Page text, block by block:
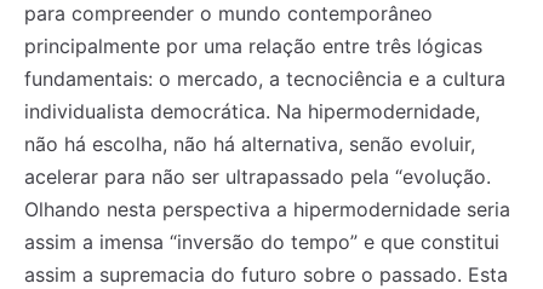
para compreender o mundo contemporâneo
principalmente por uma relação entre três lógicas
fundamentais: o mercado, a tecnociência e a cultura
individualista democrática. Na hipermodernidade,
não há escolha, não há alternativa, senão evoluir,
acelerar para não ser ultrapassado pela “evolução.
Olhando nesta perspectiva a hipermodernidade seria
assim a imensa “inversão do tempo” e que constitui
assim a supremacia do futuro sobre o passado. Esta